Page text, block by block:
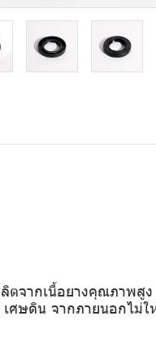
ตจากเนื้อยางคุณภาพสู
ศษดิน จากภายนอกไม่ใ